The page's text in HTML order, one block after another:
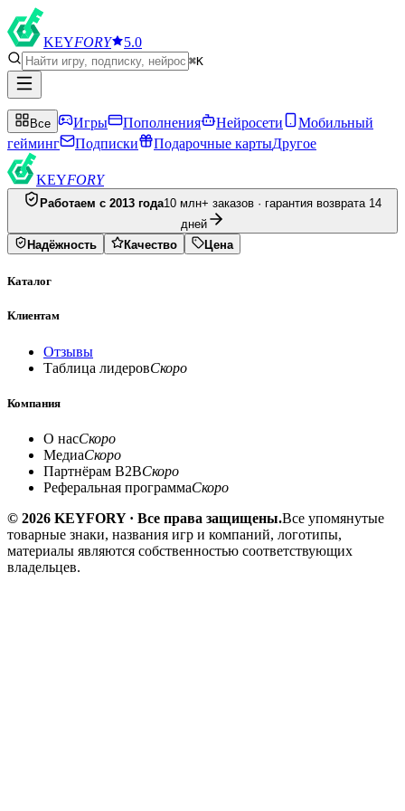
KEYFORY 5.0
⌘K
Все Игры Пополнения Нейросети
Мобильный
гейминг
Подписки Подарочные картыДругое
KEYFORY
Работаем с 2013 года10 млн+ заказов · гарантия возврата 14
дней
Надёжность
Качество Цена
Каталог
Клиентам
Отзывы
Таблица лидеровСкоро
Компания
О насСкоро
МедиаСкоро
Партнёрам B2BСкоро
Реферальная программаСкоро
© 2026 KEYFORY · Все права защищены.Все упомянутые
товарные знаки, названия игр и компаний, логотипы,
материалы являются собственностью соответствующих
владельцев.